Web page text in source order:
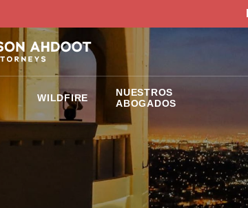
WILDFIRE
NUESTROS
ABOGADOS